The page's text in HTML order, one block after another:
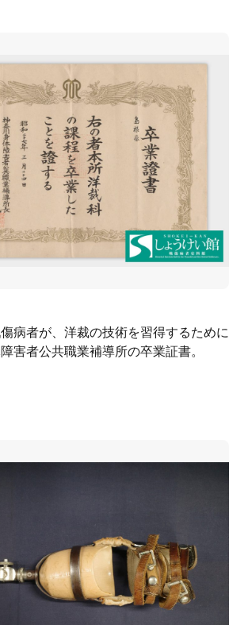
病者が、洋裁の技術を習得するために
害者公共職業補導所の卒業証書。